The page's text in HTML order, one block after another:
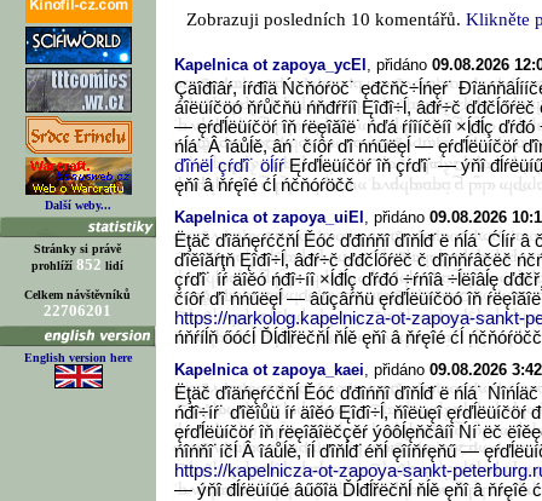
Další weby...
Stránky si právě
prohlíží 852 lidí
Celkem návštěvníků
22706201
English version here
Zobrazuji posledních 10 komentářů. Klikněte
Kapelnica ot zapoya_ycEl , přidáno 09.08.2026
Çäîđîâŕ, íŕđîä Ńčňóŕöč˙ ęđčňč÷ĺńęŕ˙
áîëüíčöó ňŕůčňü ńňđŕříî Ęîđî÷ĺ, âđŕ÷č ďđčĺőŕëč
— ęŕďĺëüíčöŕ îň ŕëęîăîë˙ ńďá ŕíîíčěíî ×ĺđĺç ďŕđó
ńĺá˙ Â îáůĺě, âń˙ číôŕ ďî ńńűëęĺ — ęŕďĺëüíčöŕ
ďîńëĺ çŕďî˙ öĺíŕĘŕďĺëüíčöŕ îň çŕďî˙ — ýňî
ęňî â ňŕęîé ćĺ ńčňóŕöčč
Kapelnica ot zapoya_uiEl , přidáno 09.08.2026
Ëţäč ďîäńęŕćčňĺ Ěóć ďđîńňî ďîňĺđ˙ë ńĺá˙ Ćĺíŕ â
ďîěîăŕţň Ęîđî÷ĺ, âđŕ÷č ďđčĺőŕëč č ďîńňŕâčëč
çŕďî˙ íŕ äîěó ńđî÷íî ×ĺđĺç ďŕđó ÷ŕńîâ ÷ĺëîâĺę
číôŕ ďî ńńűëęĺ — âűçâŕňü ęŕďĺëüíčöó îň
https://narkolog.kapelnicza-ot-zapoya-sankt-
ńňŕíĺň őóćĺ Ďĺđĺřëčňĺ ňĺě ęňî â ňŕęîé ćĺ ńčňóŕöčč
Kapelnica ot zapoya_kaei , přidáno 09.08.2026
Ëţäč ďîäńęŕćčňĺ Ěóć ďđîńňî ďîňĺđ˙ë ńĺá˙
ńđî÷íŕ˙ ďîěîůü íŕ äîěó Ęîđî÷ĺ, ňîëüęî ęŕďĺëüíčöŕ
ęŕďĺëüíčöŕ îň ŕëęîăîëčçěŕ ýôôĺęňčâíî Ńí˙ëč
ńîńňî˙íčĺ Â îáůĺě, íĺ ďîňĺđ˙éňĺ ęîíňŕęňű —
https://kapelnicza-ot-zapoya-sankt-
— ýňî đĺŕëüíűé âűőîä Ďĺđĺřëčňĺ ňĺě ęňî â ňŕęîé